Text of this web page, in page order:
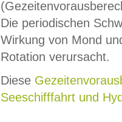
Die periodischen
Wirkung von Mond
Rotation verursacht.
Diese
Seeschifffahrt und